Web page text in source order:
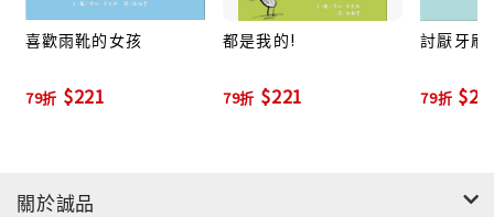
喜歡雨靴的女孩
79折 $221
都是我的!
79折 $221
討厭牙刷
79折
關於誠品